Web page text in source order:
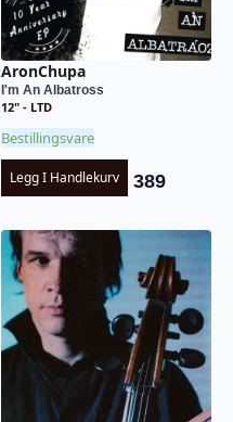
AronChupa
I'm An Albatross
12" - LTD
Bestillingsvare
Legg I Handlekurv 389